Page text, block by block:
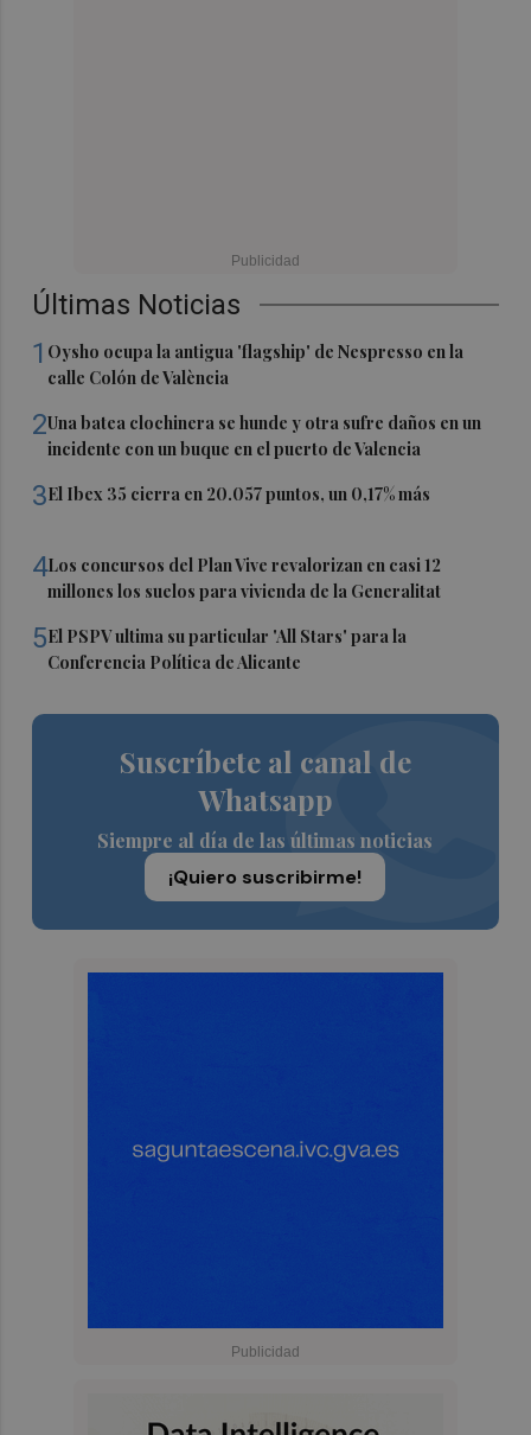
Últimas Noticias
1 Oysho ocupa la antigua 'flagship' de Nespresso en la
calle Colón de València
2Una batea clochinera se hunde y otra sufre daños en un
incidente con un buque en el puerto de Valencia
3El Ibex 35 cierra en 20.057 puntos, un 0,17% más
4Los concursos del Plan Vive revalorizan en casi 12
millones los suelos para vivienda de la Generalitat
5El PSPV ultima su particular 'All Stars' para la
Conferencia Política de Alicante
Suscríbete al canal de
Whatsapp
Siempre al día de las últimas noticias
¡Quiero suscribirme!